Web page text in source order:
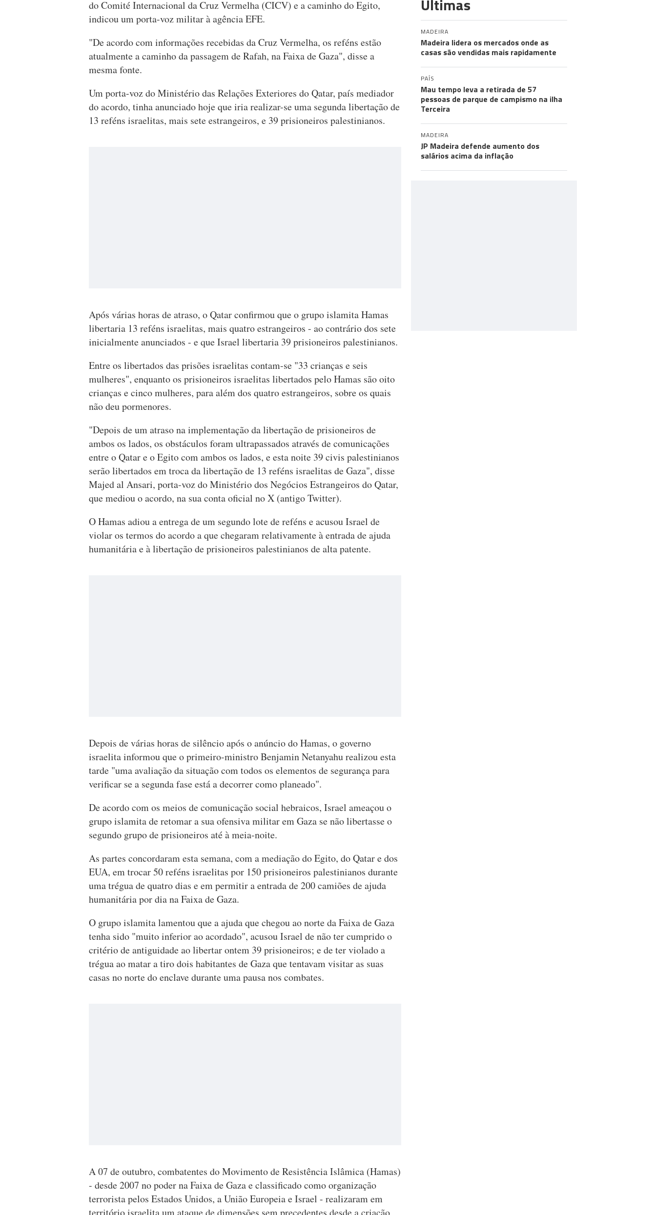
do Comité Internacional da Cruz Vermelha (CICV) e a caminho do Egito,
indicou um porta-voz militar à agência EFE.
"De acordo com informações recebidas da Cruz Vermelha, os reféns estão
atualmente a caminho da passagem de Rafah, na Faixa de Gaza", disse a
mesma fonte.
Um porta-voz do Ministério das Relações Exteriores do Qatar, país mediador
do acordo, tinha anunciado hoje que iria realizar-se uma segunda libertação de
13 reféns israelitas, mais sete estrangeiros, e 39 prisioneiros palestinianos.
Após várias horas de atraso, o Qatar confirmou que o grupo islamita Hamas
libertaria 13 reféns israelitas, mais quatro estrangeiros - ao contrário dos sete
inicialmente anunciados - e que Israel libertaria 39 prisioneiros palestinianos.
Entre os libertados das prisões israelitas contam-se "33 crianças e seis
mulheres", enquanto os prisioneiros israelitas libertados pelo Hamas são oito
crianças e cinco mulheres, para além dos quatro estrangeiros, sobre os quais
não deu pormenores.
"Depois de um atraso na implementação da libertação de prisioneiros de
ambos os lados, os obstáculos foram ultrapassados através de comunicações
entre o Qatar e o Egito com ambos os lados, e esta noite 39 civis palestinianos
serão libertados em troca da libertação de 13 reféns israelitas de Gaza", disse
Majed al Ansari, porta-voz do Ministério dos Negócios Estrangeiros do Qatar,
que mediou o acordo, na sua conta oficial no X (antigo Twitter).
O Hamas adiou a entrega de um segundo lote de reféns e acusou Israel de
violar os termos do acordo a que chegaram relativamente à entrada de ajuda
humanitária e à libertação de prisioneiros palestinianos de alta patente.
Depois de várias horas de silêncio após o anúncio do Hamas, o governo
israelita informou que o primeiro-ministro Benjamin Netanyahu realizou esta
tarde "uma avaliação da situação com todos os elementos de segurança para
verificar se a segunda fase está a decorrer como planeado".
De acordo com os meios de comunicação social hebraicos, Israel ameaçou o
grupo islamita de retomar a sua ofensiva militar em Gaza se não libertasse o
segundo grupo de prisioneiros até à meia-noite.
As partes concordaram esta semana, com a mediação do Egito, do Qatar e dos
EUA, em trocar 50 reféns israelitas por 150 prisioneiros palestinianos durante
uma trégua de quatro dias e em permitir a entrada de 200 camiões de ajuda
humanitária por dia na Faixa de Gaza.
O grupo islamita lamentou que a ajuda que chegou ao norte da Faixa de Gaza
tenha sido "muito inferior ao acordado", acusou Israel de não ter cumprido o
critério de antiguidade ao libertar ontem 39 prisioneiros; e de ter violado a
trégua ao matar a tiro dois habitantes de Gaza que tentavam visitar as suas
casas no norte do enclave durante uma pausa nos combates.
A 07 de outubro, combatentes do Movimento de Resistência Islâmica (Hamas)
- desde 2007 no poder na Faixa de Gaza e classificado como organização
terrorista pelos Estados Unidos, a União Europeia e Israel - realizaram em
Últimas
MADEIRA
Madeira lidera os mercados onde as
casas são vendidas mais rapidamente
PAÍS
Mau tempo leva a retirada de 57
pessoas de parque de campismo na ilha
Terceira
MADEIRA
JP Madeira defende aumento dos
salários acima da inflação